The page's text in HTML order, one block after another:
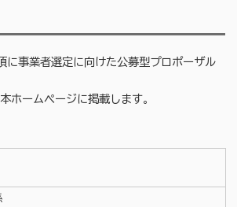
事業者選定に向けた公募型プロポーザル
ホームページに掲載します。